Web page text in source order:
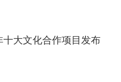
十大文化合作项目发布